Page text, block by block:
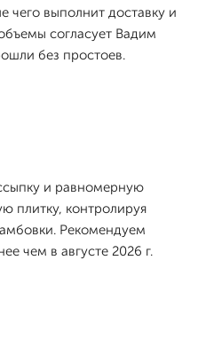
чего выполнит доставку и
согласует Вадим
без простоев.
и равномерную
плитку, контролируя
Рекомендуем
чем в августе 2026 г.